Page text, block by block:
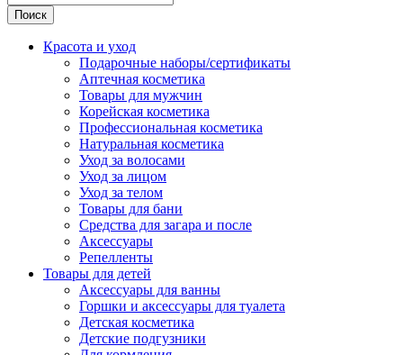
Поиск
Красота и уход
Подарочные наборы/сертификаты
Аптечная косметика
Товары для мужчин
Корейская косметика
Профессиональная косметика
Натуральная косметика
Уход за волосами
Уход за лицом
Уход за телом
Товары для бани
Средства для загара и после
Аксессуары
Репелленты
Товары для детей
Аксессуары для ванны
Горшки и аксессуары для туалета
Детская косметика
Детские подгузники